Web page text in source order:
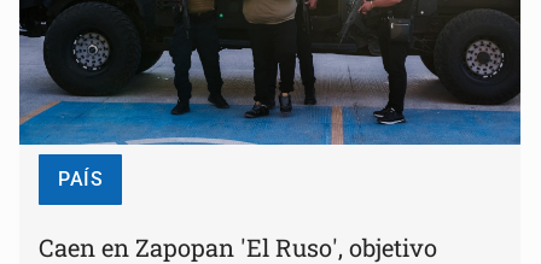
PAÍS
Caen en Zapopan 'El Ruso', objetivo